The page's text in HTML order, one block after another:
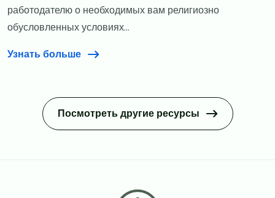
работодателю о необходимых вам религиозно
обусловленных условиях...
Узнать больше
Посмотреть другие ресурсы